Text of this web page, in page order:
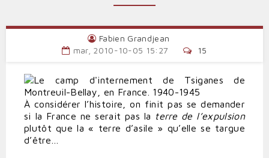
Fabien Grandjean
mar, 2010-10-05 15:27
15
À considérer l’histoire, on finit pas se demander
si la France ne serait pas la terre de l’expulsion
plutôt que la « terre d’asile » qu’elle se targue
d’être…